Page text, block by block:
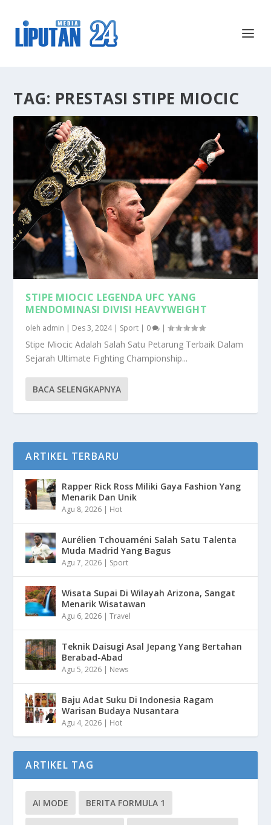
TAG: PRESTASI STIPE MIOCIC
STIPE MIOCIC LEGENDA UFC YANG
MENDOMINASI DIVISI HEAVYWEIGHT
oleh admin | Des 3, 2024| Sport | 0 |
Stipe Miocic Adalah Salah Satu Petarung Terbaik Dalam
Sejarah Ultimate Fighting Championship...
BACA SELENGKAPNYA
ARTIKEL TERBARU
Rapper Rick Ross Miliki Gaya Fashion Yang
Menarik Dan Unik
Agu 8, 2026 | Hot
Aurélien Tchouaméni Salah Satu Talenta
Muda Madrid Yang Bagus
Agu 7, 2026 | Sport
Wisata Supai Di Wilayah Arizona, Sangat
Menarik Wisatawan
Agu 6, 2026 |Travel
Teknik Daisugi Asal Jepang Yang Bertahan
Berabad-Abad
Agu 5, 2026 | News
Baju Adat Suku Di Indonesia Ragam
Warisan Budaya Nusantara
Agu 4, 2026 | Hot
ARTIKEL TAG
AI MODE BERITA FORMULA 1